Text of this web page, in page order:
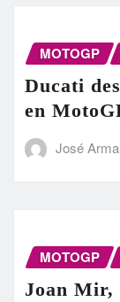
MOTOGP
Ducati
en
José
MOTOGP
Joan Mir,